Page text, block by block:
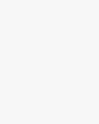
anti-romeinse